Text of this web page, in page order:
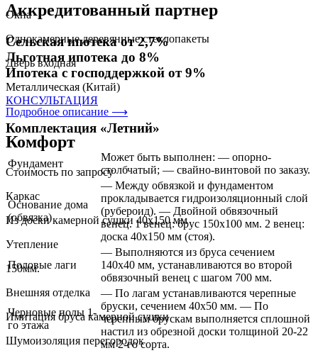
Окна
Однокамерные деревянные стеклопакеты
Дверь входная
Металлическая (Китай)
Подробное описание ⟶
Комфорт
Стоимость по запросу
Каркас
Из доски камерной сушки 40х150 мм
Утепление
150мм.
Внешняя отделка
Имитация бруса камерной сушки
Шумоизоляция перегородок
Аккредитованный партнер
Сельская ипотека от 2,7%
Льготная ипотека до 8%
Ипотека с господдержкой от 9%
КОНСУЛЬТАЦИЯ
Комплектация «Летний»
Фундамент
Может быть выполнен: — опорно-
столбчатый; — свайно-винтовой по заказу.
Основание дома
(обвязка)
— Между обвязкой и фундаментом
прокладывается гидроизоляционный слой
(рубероид). — Двойной обвязочный
венец. 1 венец: брус 150х100 мм. 2 венец:
доска 40х150 мм (стоя).
Половые лаги
— Выполняются из бруса сечением
140х40 мм, устанавливаются во второй
обвязочный венец с шагом 700 мм.
Черновые полы 1-
го этажа
— По лагам устанавливаются черепные
бруски, сечением 40х50 мм. — По
черепным брускам выполняется сплошной
настил из обрезной доски толщиной 20-22
мм 2-го сорта.